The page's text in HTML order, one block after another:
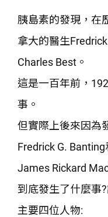
胰島素的發現，在
拿大的醫生
Charles Best。
這是一百年前，
事。
但實際上後來因為
Fredrick G.
James Rickard
到底發生了什麼事
主要四位人物: